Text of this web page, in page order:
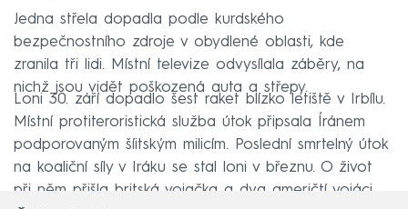
Jedna střela dopadla podle kurdského
bezpečnostního zdroje v obydlené oblasti, kde
zranila tři lidi. Místní televize odvysílala záběry, na
nichž jsou vidět poškozená auta a střepy.
Loni 30. září dopadlo šest raket blízko letiště v Irbílu.
Místní protiteroristická služba útok připsala Íránem
podporovaným šíitským milicím. Poslední smrtelný útok
na koaliční síly v Iráku se stal loni v březnu. O život
při něm přišla britská vojačka a dva američtí vojáci.